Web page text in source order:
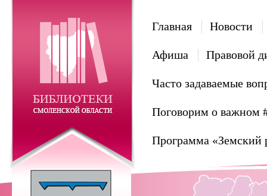
Главная Новости
Афиша Правовой
Часто задаваемые
Поговорим о важном
Программа «Земский